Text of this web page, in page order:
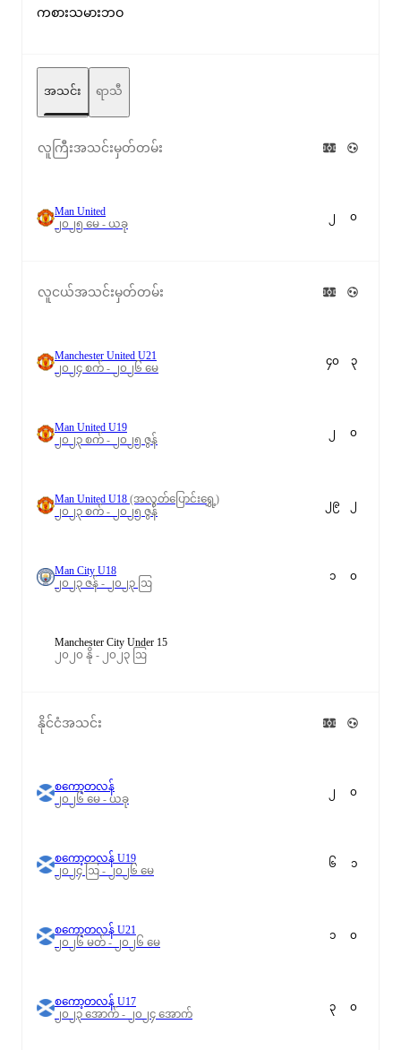
ကစားသမားဘဝ
အသင်း ရာသီ
လူကြီးအသင်းမှတ်တမ်း
Man United
၂၀၂၅ မေ - ယခု
၂ ၀
လူငယ်အသင်းမှတ်တမ်း
Manchester United U21
၂၀၂၄ စက် - ၂၀၂၆ မေ
၄၀ ၃
Man United U19
၂၀၂၃ စက် - ၂၀၂၅ ဇွန်
၂ ၀
Man United U18 (အလွတ်ပြောင်းရွှေ့)
၂၀၂၃ စက် - ၂၀၂၅ ဇွန်
၂၉ ၂
Man City U18
၂၀၂၃ ဇန် - ၂၀၂၃ ဩ
၁ ၀
Manchester City Under 15
၂၀၂၀ နို - ၂၀၂၃ ဩ
နိုင်ငံအသင်း
စကော့တလန်
၂၀၂၆ မေ - ယခု
၂ ၀
စကော့တလန် U19
၂၀၂၄ ဩ - ၂၀၂၆ မေ
၆ ၁
စကော့တလန် U21
၂၀၂၆ မတ် - ၂၀၂၆ မေ
၁ ၀
စကော့တလန် U17
၂၀၂၃ အောက် - ၂၀၂၄ အောက်
၃ ၀